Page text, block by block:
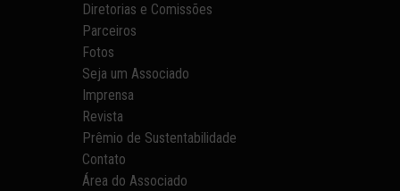
Diretorias e Comissões
Parceiros
Fotos
Seja um Associado
Imprensa
Revista
Prêmio de Sustentabilidade
Contato
Área do Associado